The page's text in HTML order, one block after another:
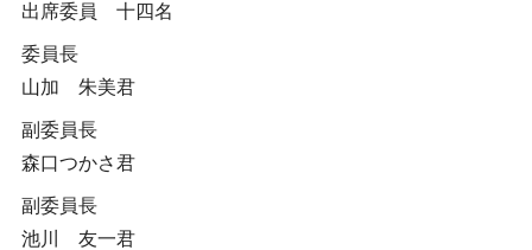
出席委員 十四名
委員長
山加 朱美君
副委員長
森口つかさ君
副委員長
池川 友一君